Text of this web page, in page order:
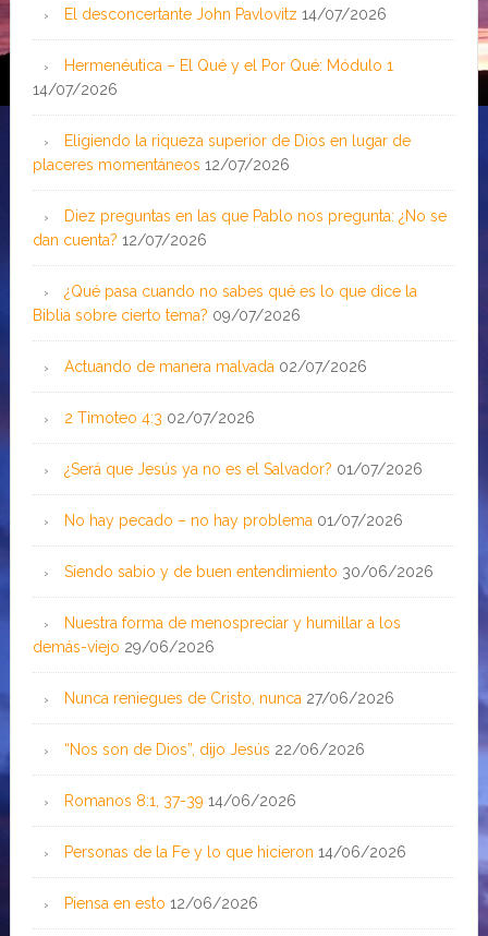
El desconcertante John Pavlovitz 14/07/2026
Hermenéutica – El Qué y el Por Qué: Módulo 1
14/07/2026
Eligiendo la riqueza superior de Dios en lugar de
placeres momentáneos 12/07/2026
Diez preguntas en las que Pablo nos pregunta: ¿No se
dan cuenta? 12/07/2026
¿Qué pasa cuando no sabes qué es lo que dice la
Biblia sobre cierto tema? 09/07/2026
Actuando de manera malvada 02/07/2026
2 Timoteo 4:3 02/07/2026
¿Será que Jesús ya no es el Salvador? 01/07/2026
No hay pecado – no hay problema 01/07/2026
Siendo sabio y de buen entendimiento 30/06/2026
Nuestra forma de menospreciar y humillar a los
demás-viejo 29/06/2026
Nunca reniegues de Cristo, nunca 27/06/2026
“Nos son de Dios”, dijo Jesús 22/06/2026
Romanos 8:1, 37-39 14/06/2026
Personas de la Fe y lo que hicieron 14/06/2026
Piensa en esto 12/06/2026